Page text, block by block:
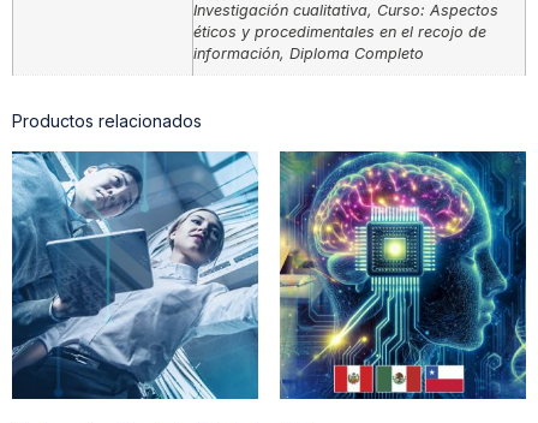
Investigación cualitativa, Curso: Aspectos
éticos y procedimentales en el recojo de
información, Diploma Completo
Productos relacionados